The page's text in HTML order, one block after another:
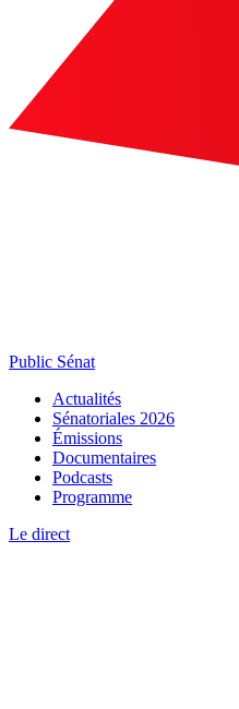
Public Sénat
Actualités
Sénatoriales 2026
Émissions
Documentaires
Podcasts
Programme
Le direct